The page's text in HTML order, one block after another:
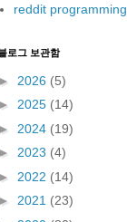
reddit programming
로그 보관함
► 2026 (5)
► 2025 (14)
► 2024 (19)
► 2023 (4)
► 2022 (14)
► 2021 (23)